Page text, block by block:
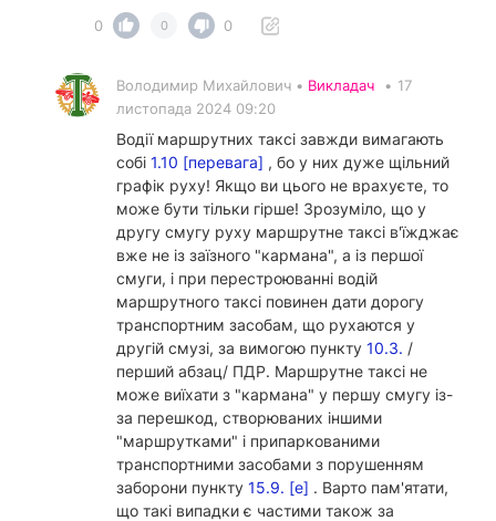
0
0 0
Володимир Михайлович • Викладач • 17
листопада 2024 09:20
Водії маршрутних таксі завжди вимагають
собі 1.10 [перевага] , бо у них дуже щільний
графік руху! Якщо ви цього не врахуєте, то
може бути тільки гірше! Зрозуміло, що у
другу смугу руху маршрутне таксі в'їжджає
вже не із заїзного "кармана", а із першої
смуги, і при перестроюванні водій
маршрутного таксі повинен дати дорогу
транспортним засобам, що рухаются у
другій смузі, за вимогою пункту 10.3. /
перший абзац/ ПДР. Маршрутне таксі не
може виїхати з "кармана" у першу смугу із-
за перешкод, створюваних іншими
"маршрутками" і припаркованими
транспортними засобами з порушенням
заборони пункту 15.9. [е] . Варто пам'ятати,
що такі випадки є частими також за